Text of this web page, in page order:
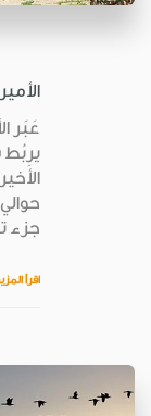
عَبَر
يربُط
جزء
اقرأ